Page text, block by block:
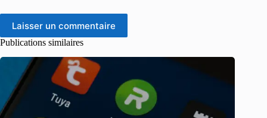
Laisser un commentaire
Publications similaires